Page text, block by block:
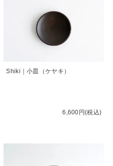
Shiki｜小皿（ケヤキ）
6,600円(税込)